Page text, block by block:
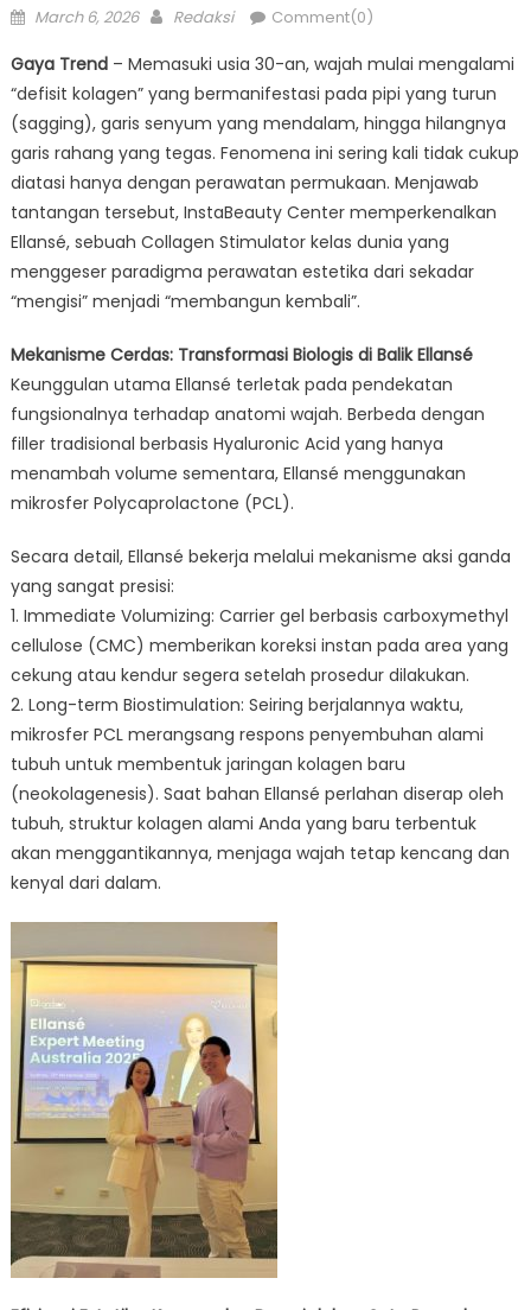
Posted
March 6, 2026 Author
Redaksi Comment(0)
Gaya Trend– Memasuki usia 30-an, wajah mulai mengalami
“defisit kolagen” yang bermanifestasi pada pipi yang turun
(sagging), garis senyum yang mendalam, hingga hilangnya
garis rahang yang tegas. Fenomena ini sering kali tidak cukup
diatasi hanya dengan perawatan permukaan. Menjawab
tantangan tersebut, InstaBeauty Center memperkenalkan
Ellansé, sebuah Collagen Stimulator kelas dunia yang
menggeser paradigma perawatan estetika dari sekadar
“mengisi” menjadi “membangun kembali”.
Mekanisme Cerdas: Transformasi Biologis di Balik Ellansé
Keunggulan utama Ellansé terletak pada pendekatan
fungsionalnya terhadap anatomi wajah. Berbeda dengan
filler tradisional berbasis Hyaluronic Acid yang hanya
menambah volume sementara, Ellansé menggunakan
mikrosfer Polycaprolactone (PCL).
Secara detail, Ellansé bekerja melalui mekanisme aksi ganda
yang sangat presisi:
1. Immediate Volumizing: Carrier gel berbasis carboxymethyl
cellulose (CMC) memberikan koreksi instan pada area yang
cekung atau kendur segera setelah prosedur dilakukan.
2. Long-term Biostimulation: Seiring berjalannya waktu,
mikrosfer PCL merangsang respons penyembuhan alami
tubuh untuk membentuk jaringan kolagen baru
(neokolagenesis). Saat bahan Ellansé perlahan diserap oleh
tubuh, struktur kolagen alami Anda yang baru terbentuk
akan menggantikannya, menjaga wajah tetap kencang dan
kenyal dari dalam.